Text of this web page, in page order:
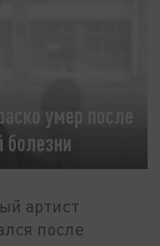
умер после
артист
после